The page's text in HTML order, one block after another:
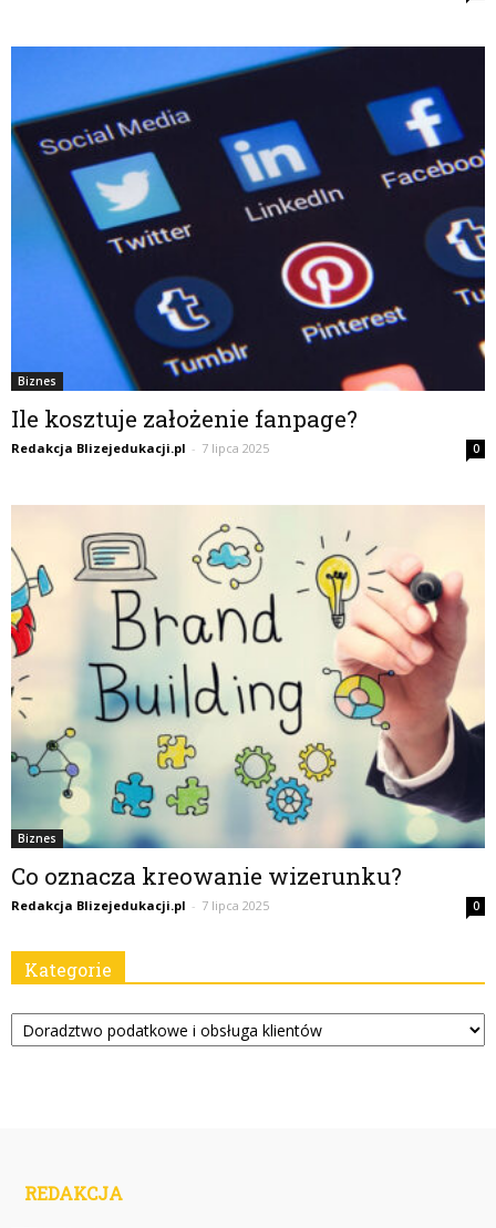
Biznes
Ile kosztuje założenie fanpage?
Redakcja Blizejedukacji.pl - 7 lipca 2025 0
Biznes
Co oznacza kreowanie wizerunku?
Redakcja Blizejedukacji.pl - 7 lipca 2025 0
Kategorie
Kategorie
REDAKCJA